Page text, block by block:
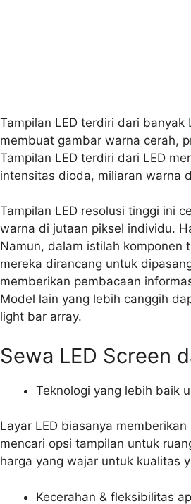
Tampilan LED terdiri dari
membuat gambar warna cerah,
Tampilan LED terdiri dari LED
intensitas dioda, miliaran warna
Tampilan LED resolusi tinggi ini
warna di jutaan piksel individu.
Namun, dalam istilah komponen
mereka dirancang untuk
memberikan pembacaan
Model lain yang lebih canggih
light bar array.
Sewa LED Screen
Teknologi yang lebih baik
Layar LED biasanya
mencari opsi tampilan untuk
harga yang wajar untuk kualitas
Kecerahan & fleksibilitas